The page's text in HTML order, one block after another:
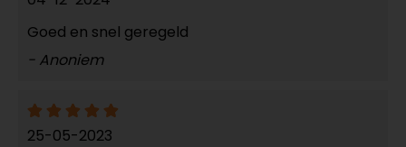
Goed en snel geregeld
- Anoniem
25-05-2023